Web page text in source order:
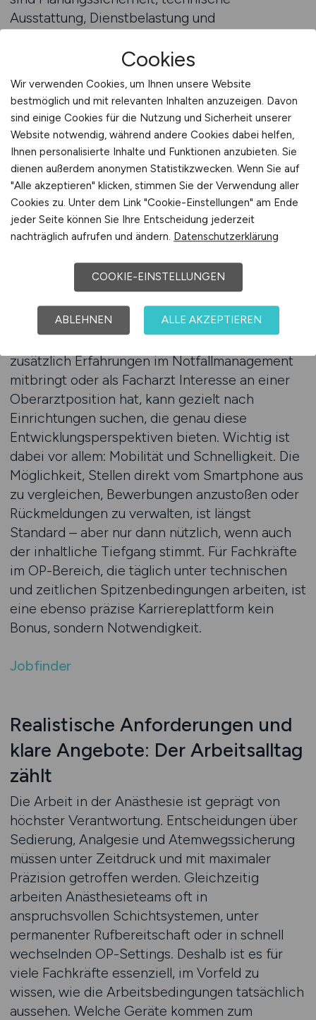
Ausstattung, Dienstbelastung und
Genau diese Aspekte müssen bereits im Vorfeld
Jobplattformen, die auf medizinisches
Fachpersonal spezialisiert sind, bieten dafür
konkrete Lösungen: Nutzer können ihre
Qualifikation, Wunschregion,
Schichtpräferenzen, OP-Kapazitäten oder
Fachschwerpunkte gezielt hinterlegen. So
lassen sich Treffer exakt auf das persönliche
Profil zuschneiden – ein entscheidender Vorteil
in einem Berufsfeld, das selten pauschal zu
bewerten ist. Darüber hinaus bieten smarte
Systeme Zusatzinformationen zu
Weiterbildungsmöglichkeiten,
Einarbeitungskonzepten oder Karrierepfaden
zusätzlich Erfahrungen im Notfallmanagement
mitbringt oder als Facharzt Interesse an einer
Oberarztposition hat, kann gezielt nach
Einrichtungen suchen, die genau diese
Entwicklungsperspektiven bieten. Wichtig ist
dabei vor allem: Mobilität und Schnelligkeit. Die
Möglichkeit, Stellen direkt vom Smartphone aus
zu vergleichen, Bewerbungen anzustoßen oder
Rückmeldungen zu verwalten, ist längst
Standard – aber nur dann nützlich, wenn auch
der inhaltliche Tiefgang stimmt. Für Fachkräfte
im OP-Bereich, die täglich unter technischen
und zeitlichen Spitzenbedingungen arbeiten, ist
eine ebenso präzise Karriereplattform kein
Bonus, sondern Notwendigkeit.
Jobfinder
Realistische Anforderungen und
klare Angebote: Der Arbeitsalltag
zählt
Die Arbeit in der Anästhesie ist geprägt von
höchster Verantwortung. Entscheidungen über
Sedierung, Analgesie und Atemwegssicherung
müssen unter Zeitdruck und mit maximaler
Präzision getroffen werden. Gleichzeitig
arbeiten Anästhesieteams oft in
anspruchsvollen Schichtsystemen, unter
permanenter Rufbereitschaft oder in schnell
wechselnden OP-Settings. Deshalb ist es für
viele Fachkräfte essenziell, im Vorfeld zu
wissen, wie die Arbeitsbedingungen tatsächlich
aussehen. Welche Geräte kommen zum
Cookies
Wir verwenden Cookies, um Ihnen unsere Website
bestmöglich und mit relevanten Inhalten anzuzeigen. Davon
sind einige Cookies für die Nutzung und Sicherheit unserer
Website notwendig, während andere Cookies dabei helfen,
Ihnen personalisierte Inhalte und Funktionen anzubieten. Sie
dienen außerdem anonymen Statistikzwecken. Wenn Sie auf
"Alle akzeptieren" klicken, stimmen Sie der Verwendung aller
Cookies zu. Unter dem Link "Cookie-Einstellungen" am Ende
jeder Seite können Sie Ihre Entscheidung jederzeit
nachträglich aufrufen und ändern. Datenschutzerklärung
COOKIE-EINSTELLUNGEN
ABLEHNEN ALLE AKZEPTIEREN